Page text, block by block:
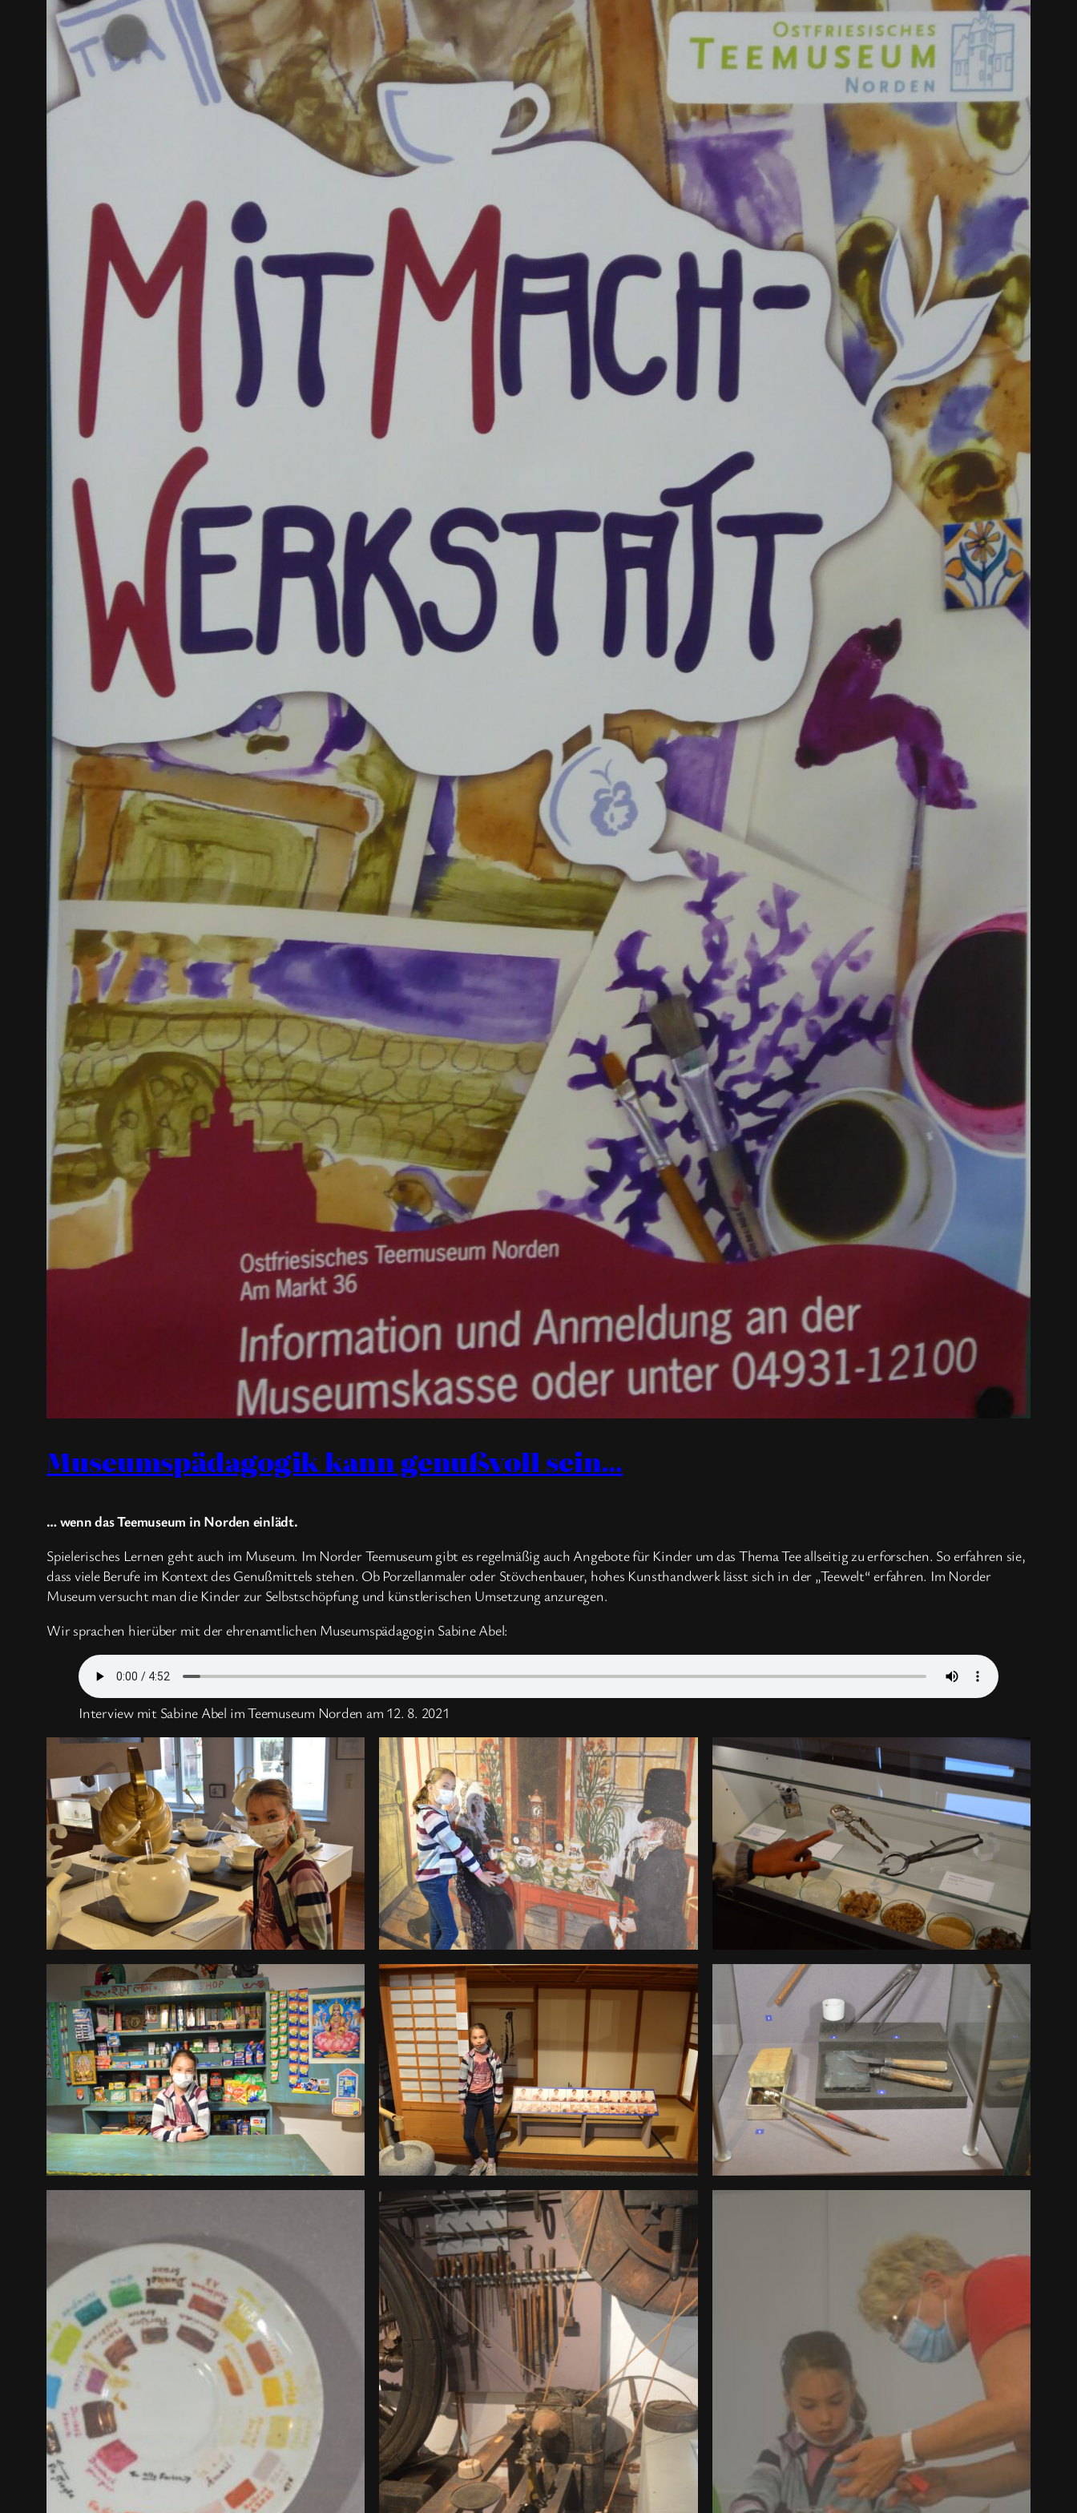
Museumspädagogik kann genußvoll sein…
… wenn das Teemuseum in Norden einlädt.
Spielerisches Lernen geht auch im Museum. Im Norder Teemuseum gibt es regelmäßig auch Angebote für Kinder um das Thema Tee allseitig zu erforschen. So erfahren sie,
dass viele Berufe im Kontext des Genußmittels stehen. Ob Porzellanmaler oder Stövchenbauer, hohes Kunsthandwerk lässt sich in der „Teewelt“ erfahren. Im Norder
Museum versucht man die Kinder zur Selbstschöpfung und künstlerischen Umsetzung anzuregen.
Wir sprachen hierüber mit der ehrenamtlichen Museumspädagogin Sabine Abel:
Interview mit Sabine Abel im Teemuseum Norden am 12. 8. 2021